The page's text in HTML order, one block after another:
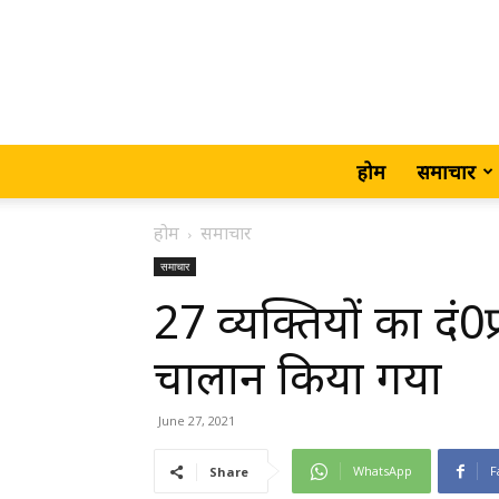
होम समाचार
होम समाचार
समाचार
27 व्यक्तियों का
चालान किया गया
June 27, 2021
Share WhatsApp